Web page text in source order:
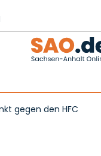
gegen den HFC